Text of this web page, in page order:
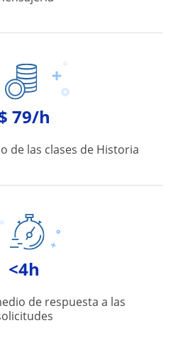
79/h
de las clases de Historia
<4h
de respuesta a las